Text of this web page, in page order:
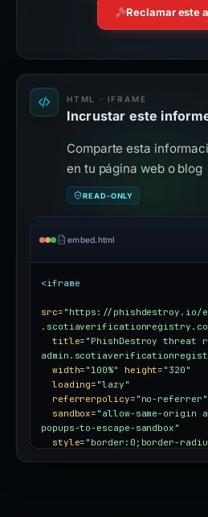
Reclamar este
HTML · IFRAME
Incrustar este
Comparte esta
en tu página web o blog
READ-ONLY
embed.html
<iframe
src= "https://phishdestroy.io/
title= "PhishDestroy threat
width= "100%" height= "320"
loading= "lazy"
referrerpolicy= "no-referrer"
sandbox= "allow-same-origin
popups-to-escape-sandbox"
style= "border:0;border-